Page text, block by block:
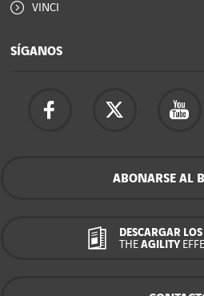
VINCI
SÍGANOS
ABONARSE AL
DESCARGAR
THE AGILITY